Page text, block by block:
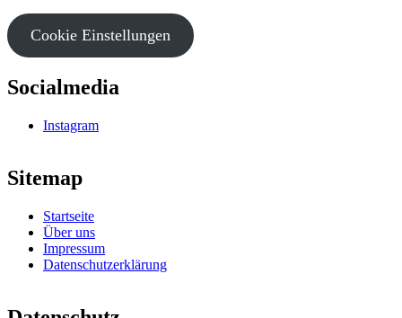
Cookie Einstellungen
Socialmedia
Instagram
Sitemap
Startseite
Über uns
Impressum
Datenschutzerklärung